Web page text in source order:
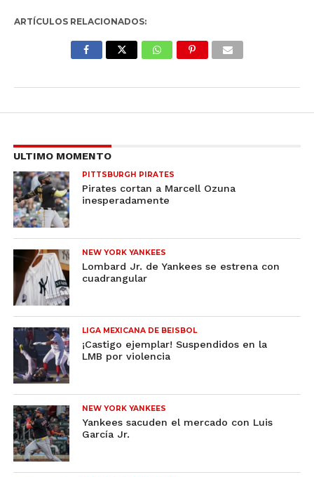
ARTÍCULOS RELACIONADOS:
ULTIMO MOMENTO
PITTSBURGH PIRATES
Pirates cortan a Marcell Ozuna
inesperadamente
NEW YORK YANKEES
Lombard Jr. de Yankees se estrena con
cuadrangular
LIGA MEXICANA DE BEISBOL
¡Castigo ejemplar! Suspendidos en la
LMB por violencia
NEW YORK YANKEES
Yankees sacuden el mercado con Luis
García Jr.